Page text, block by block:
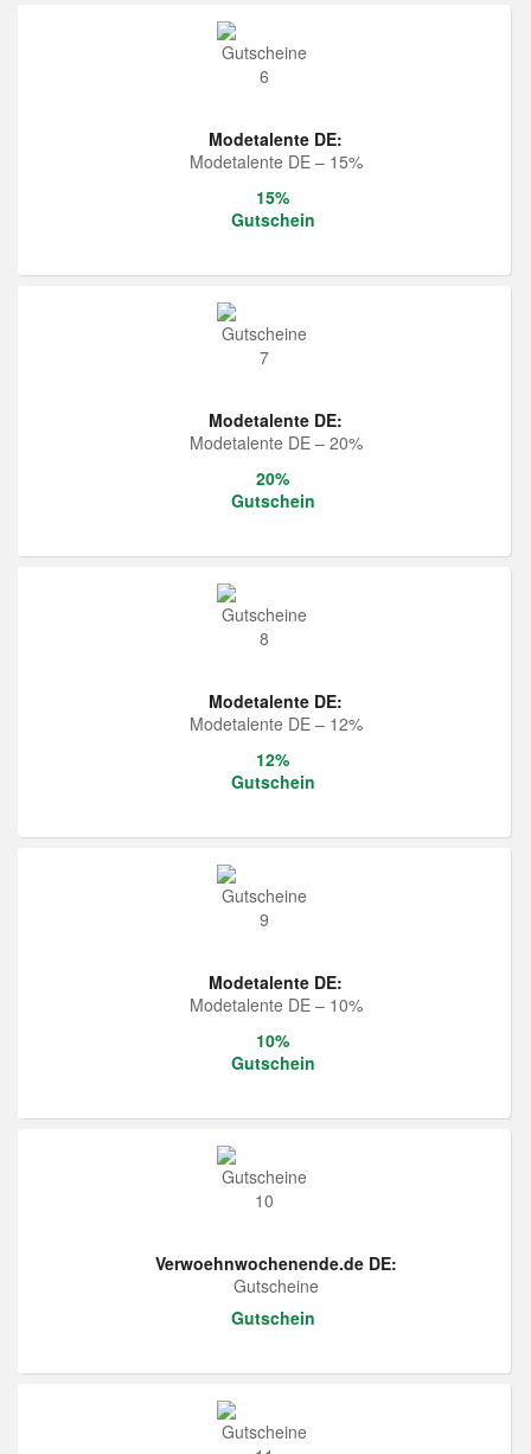
Modetalente DE:
Modetalente DE – 15%
15%
Gutschein
Modetalente DE:
Modetalente DE – 20%
20%
Gutschein
Modetalente DE:
Modetalente DE – 12%
12%
Gutschein
Modetalente DE:
Modetalente DE – 10%
10%
Gutschein
Verwoehnwochenende.de DE:
Gutscheine
Gutschein